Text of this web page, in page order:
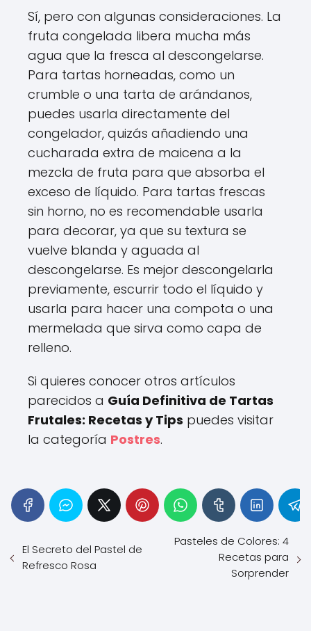
Sí, pero con algunas consideraciones. La
fruta congelada libera mucha más
agua que la fresca al descongelarse.
Para tartas horneadas, como un
crumble o una tarta de arándanos,
puedes usarla directamente del
congelador, quizás añadiendo una
cucharada extra de maicena a la
mezcla de fruta para que absorba el
exceso de líquido. Para tartas frescas
sin horno, no es recomendable usarla
para decorar, ya que su textura se
vuelve blanda y aguada al
descongelarse. Es mejor descongelarla
previamente, escurrir todo el líquido y
usarla para hacer una compota o una
mermelada que sirva como capa de
relleno.
Si quieres conocer otros artículos
parecidos a Guía Definitiva de Tartas
Frutales: Recetas y Tips puedes visitar
la categoría Postres.
El Secreto del Pastel de
Refresco Rosa
Pasteles de Colores: 4
Recetas para
Sorprender